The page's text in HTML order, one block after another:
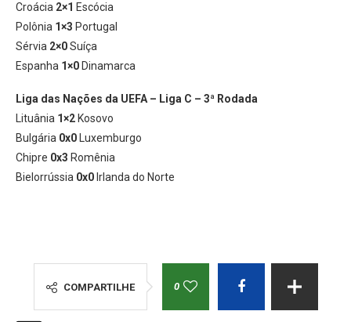
Croácia 2×1 Escócia
Polônia 1×3 Portugal
Sérvia 2×0Suíça
Espanha 1×0 Dinamarca
Liga das Nações da UEFA – Liga C – 3ª Rodada
Lituânia 1×2 Kosovo
Bulgária 0x0 Luxemburgo
Chipre 0x3 Romênia
Bielorrússia 0x0 Irlanda do Norte
COMPARTILHE 0